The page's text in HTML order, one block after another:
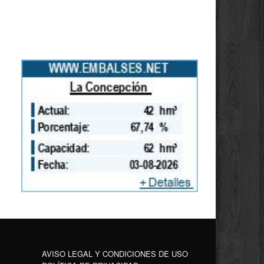
AVISO LEGAL Y CONDICIONES DE USO